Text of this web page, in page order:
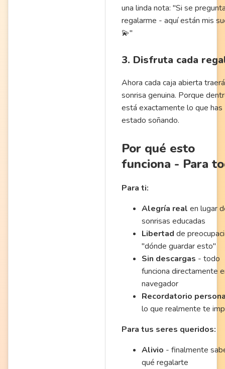
una linda nota: "Si se
regalarme - aquí están mis
💫"
3. Disfruta cada
Ahora cada caja abierta
sonrisa genuina. Porque
está exactamente lo que has
estado soñando.
Por qué esto
funciona - Para
Para ti:
Alegría real en lugar
sonrisas educadas
Libertad de
"dónde guardar esto"
Sin descargas - todo
funciona directamente
navegador
Recordatorio
lo que realmente te
Para tus seres queridos:
Alivio - finalmente
qué regalarte